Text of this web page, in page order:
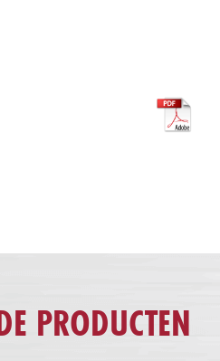
PRODUCTEN